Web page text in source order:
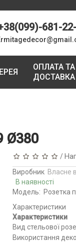
681-
ОПЛАТА ТА
ДОСТАВКА
Ø380
/
Виробник Власне
В наявності
Модель: Розетка
Характеристики
Характеристики
Вид стельової
Використання